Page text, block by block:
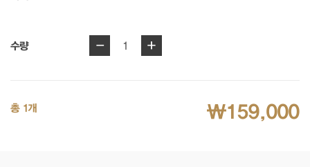
수량 - 1 +
총 1개 ₩159,000